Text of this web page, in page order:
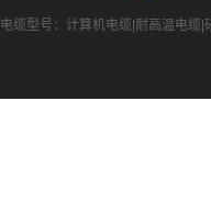
电缆型号：计算机电缆|耐高温电缆|